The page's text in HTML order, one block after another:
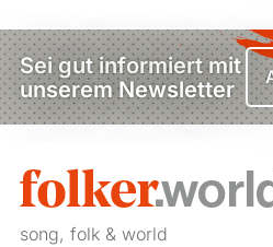
Sei gut informiert mit
unserem Newsletter
song, folk & world